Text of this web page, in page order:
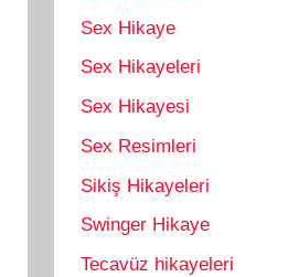
Sex Hikaye
Sex Hikayeleri
Sex Hikayesi
Sex Resimleri
Sikiş Hikayeleri
Swinger Hikaye
Tecavüz hikayeleri